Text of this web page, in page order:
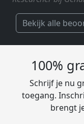
Bekijk alle
100%
Schrijf je nu
toegang.
brengt